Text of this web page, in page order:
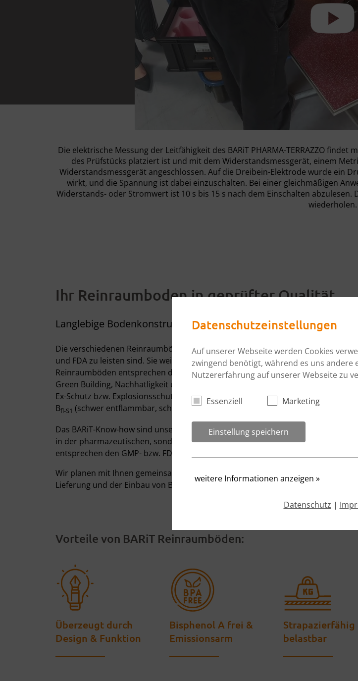
Die elektrische Messung der Leitfähigkeit des BARiT PHARMA-TERRAZZO
des Prüfstücks platziert ist und mit dem Widerstandsmessgerät, einem
Widerstandsmessgerät angeschlossen. Auf die Dreibein-Elektrode wurde ein
wirkt, und die Spannung ist dabei einzuschalten. Bei einer gleichmäßigen
Widerstands- oder Stromwert ist 10 s bis 15 s nach dem Einschalten
wiederholen.
Ihr Reinraumboden in geprüfter Qualität
Langlebige Bodenkonstruktionen sind nachhaltig.
Die verschiedenen Reinraumböden von BARiT entsprechen den Richtlinien für
und FDA zu leisten sind. Sie weisen eine hohe Rutschfestigkeit auf und sind
Reinraumböden entsprechen den strengen ATEX-Richtlinien und erfüllen die
Green Building, Nachhatligkeit und Sustainability ist für uns nicht nur ein
Ex-Schutz bzw. Explosionsschutz, pharmazeutische Produktion oder Labor
Bfl-S1 (schwer entflammbar, schwach qualmend).
Das BARiT-Know-how sind unsere PHARMA- und ATEX-Terrazzoböden. Der
in der pharmazeutischen, sondern in der kosmetischen Industrie,
entsprechen den GMP- bzw. FDA- Klassen A, B, C und D und sind gemäß BGR
Wir planen mit Ihnen gemeinsam Ihre Reinraumbodenkonstruktion, ob flächig
Lieferung und der Einbau von Bodenabläufen, wir bieten immer auch alles aus
Vorteile von BARiT Reinraumböden:
Überzeugt durch
Design & Funktion
Bisphenol A frei &
Emissionsarm
Strapazierfähig
belastbar
Datenschutzeinstellungen
Auf unserer Webseite werden Cookies
zwingend benötigt, während es uns andere
Nutzererfahrung auf unserer Webseite zu
Essenziell Marketing
Einstellung speichern
weitere Informationen anzeigen »
Datenschutz |